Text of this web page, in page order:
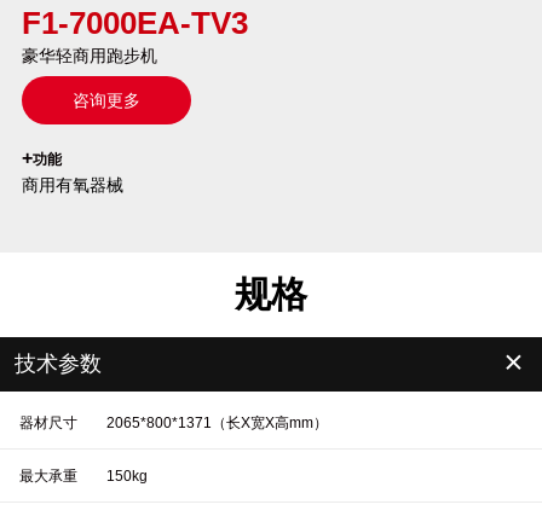
F1-7000EA-TV3
豪华轻商用跑步机
咨询更多
`
+功能
商用有氧器械
规格
技术参数 ＋
器材尺寸 2065*800*1371（长X宽X高mm）
最大承重 150kg